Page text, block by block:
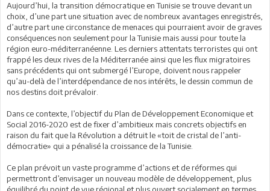
Aujourd’hui, la transition démocratique en Tunisie se trouve devant un
choix, d’une part une situation avec de nombreux avantages enregistrés,
d’autre part une circonstance de menaces qui pourraient avoir de graves
conséquences non seulement pour la Tunisie mais aussi pour toute la
région euro-méditerranéenne. Les derniers attentats terroristes qui ont
frappé les deux rives de la Méditerranée ainsi que les flux migratoires
sans précédents qui ont submergé l’Europe, doivent nous rappeler
qu’au-delà de l’interdépendance de nos intérêts, le dessin commun de
nos destins doit prévaloir.
Dans ce contexte, l’objectif du Plan de Développement Economique et
Social 2016-2020 est de fixer d’ambitieux mais concrets objectifs en
raison du fait que la Révolution a détruit le «toit de cristal de l’anti-
démocratie» qui a pénalisé la croissance de la Tunisie.
Ce plan prévoit un vaste programme d’actions et de réformes qui
permettront d’envisager un nouveau modèle de développement, plus